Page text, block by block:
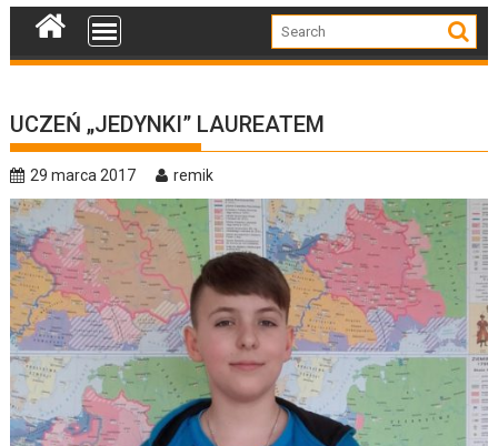
UCZEŃ „JEDYNKI” LAUREATEM
29 marca 2017 remik